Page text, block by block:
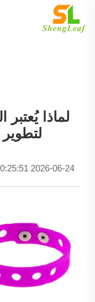
لماذا
2026-06-24 00:25:51